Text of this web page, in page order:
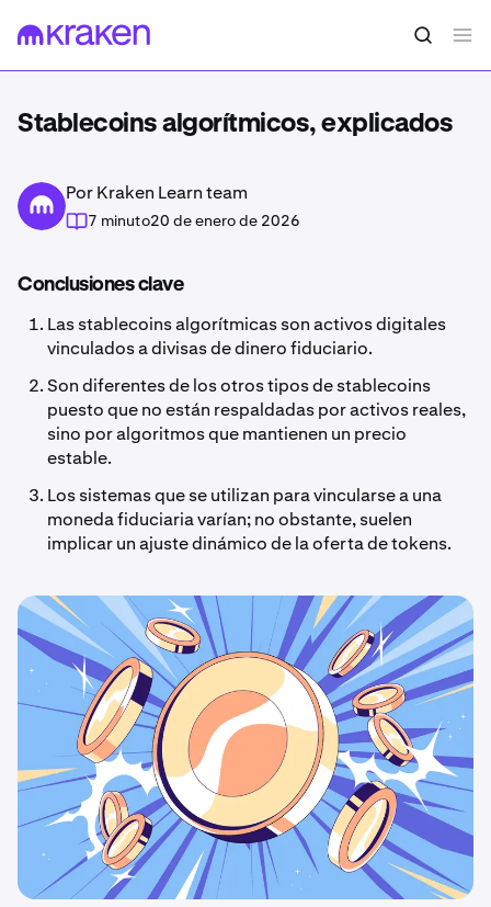
Stablecoins algorítmicos, explicados
Por Kraken Learn team
7 minuto20 de enero de 2026
Conclusiones clave
Las stablecoins algorítmicas son activos digitales
vinculados a divisas de dinero fiduciario.
Son diferentes de los otros tipos de stablecoins
puesto que no están respaldadas por activos reales,
sino por algoritmos que mantienen un precio
estable.
Los sistemas que se utilizan para vincularse a una
moneda fiduciaria varían; no obstante, suelen
implicar un ajuste dinámico de la oferta de tokens.